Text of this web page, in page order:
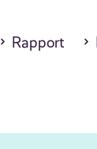
Rapport